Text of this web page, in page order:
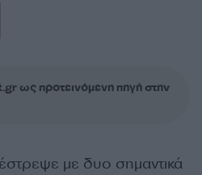
ως προτεινόμενη πηγή στην
με δυο σημαντικά